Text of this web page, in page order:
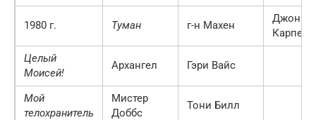
1980 г. Туман г-н Махен
Джон
Целый
Моисей!
Архангел Гэри Вайс
Мой
телохранитель
Мистер
Доббс
Тони Билл